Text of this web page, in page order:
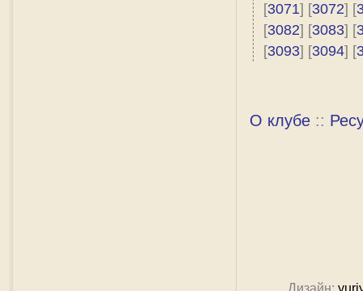
[3071] [3072] [
[3082] [3083] [
[3093] [3094] [
О клубе ::
Дизайн: